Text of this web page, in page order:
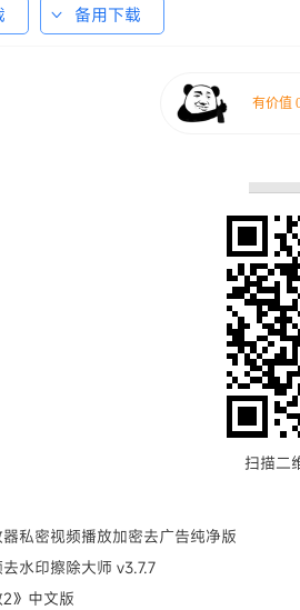
备用下载
扫描二
私密视频播放加密去广告纯净版
水印擦除大师 v3.7.7
2》中文版